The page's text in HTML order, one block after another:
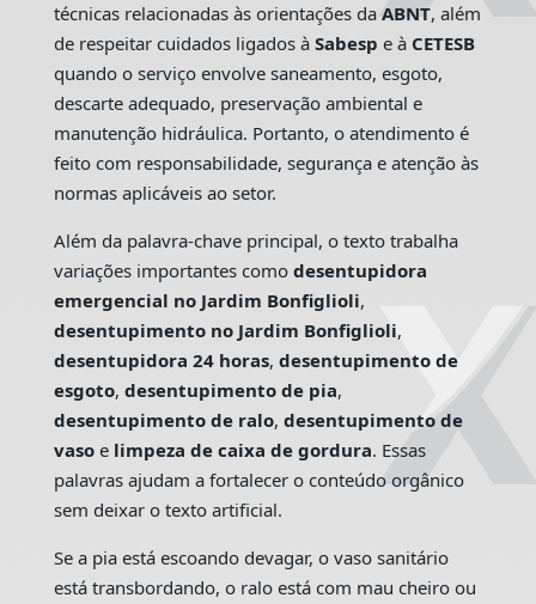
técnicas relacionadas às orientações da ABNT, além
de respeitar cuidados ligados à Sabesp e à CETESB
quando o serviço envolve saneamento, esgoto,
descarte adequado, preservação ambiental e
manutenção hidráulica. Portanto, o atendimento é
feito com responsabilidade, segurança e atenção às
normas aplicáveis ao setor.
Além da palavra-chave principal, o texto trabalha
variações importantes como desentupidora
emergencial no Jardim Bonfiglioli,
desentupimento no Jardim Bonfiglioli,
desentupidora 24 horas, desentupimento de
esgoto, desentupimento de pia,
desentupimento de ralo, desentupimento de
vasoe limpeza de caixa de gordura. Essas
palavras ajudam a fortalecer o conteúdo orgânico
sem deixar o texto artificial.
Se a pia está escoando devagar, o vaso sanitário
está transbordando, o ralo está com mau cheiro ou